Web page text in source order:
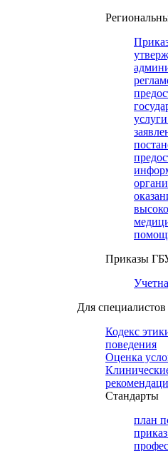
Приказы
Для специалистов
Кодекс
поведения
Оценка
Cтандарты
план